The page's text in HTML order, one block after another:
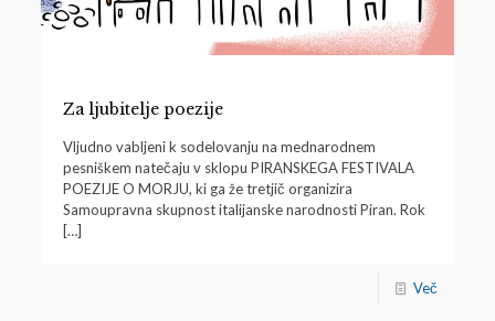
Za ljubitelje poezije
Vljudno vabljeni k sodelovanju na mednarodnem
pesniškem natečaju v sklopu PIRANSKEGA FESTIVALA
POEZIJE O MORJU, ki ga že tretjič organizira
Samoupravna skupnost italijanske narodnosti Piran. Rok
[…]
Več